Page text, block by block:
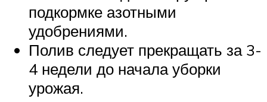
подкормке азотными
удобрениями.
Полив следует прекращать за 3-
4 недели до начала уборки
урожая.